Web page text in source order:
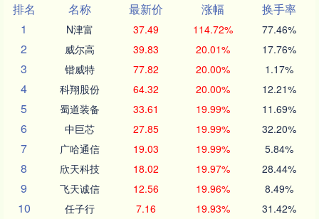
排名
名称 最新价 涨幅
换手率
1
N津富 37.49 114.72% 77.46%
2 威尔高 39.83 20.01% 17.76%
3 锴威特 77.82 20.00% 1.17%
4 科翔股份 64.32 20.00% 12.21%
5 蜀道装备 33.61 19.99% 11.69%
6 中巨芯 27.85 19.99% 32.20%
7 广哈通信 19.03 19.99% 5.84%
8 欣天科技 18.02 19.97% 28.44%
9 飞天诚信 12.56 19.96% 8.49%
10 任子行 7.16 19.93% 31.42%